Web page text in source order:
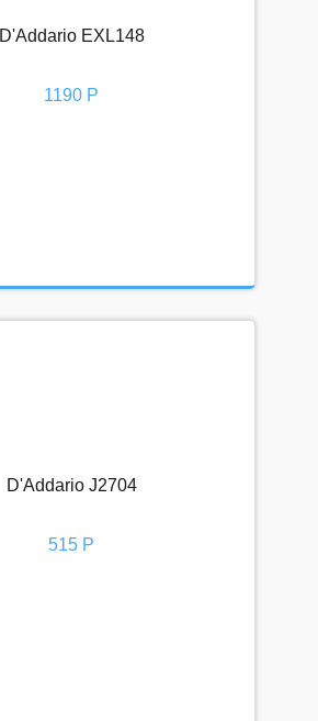
D'Addario EXL148
1190 Р
D'Addario J2704
515 Р